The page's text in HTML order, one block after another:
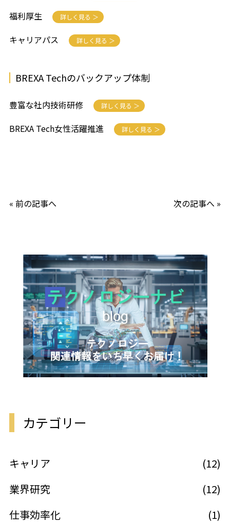
福利厚生 詳しく見る ＞
キャリアパス 詳しく見る ＞
BREXA Techのバックアップ体制
豊富な社内技術研修 詳しく見る ＞
BREXA Tech女性活躍推進 詳しく見る ＞
« 前の記事へ 次の記事へ »
カテゴリー
キャリア
(12)
業界研究
(12)
仕事効率化
(1)